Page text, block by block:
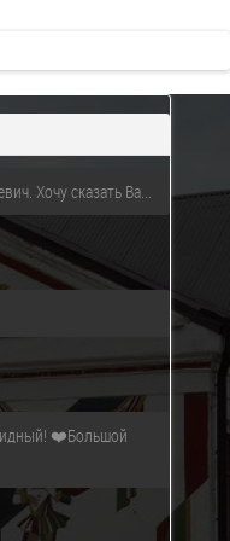
Хочу сказать Ва...
❤️Большой